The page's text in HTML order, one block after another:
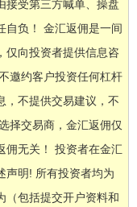
接受第三方喊单、操盘
自负！ 金汇返佣是一间
仅向投资者提供信息咨
邀约客户投资任何杠杆
，不提供交易建议，不
择交易商，金汇返佣仅
佣无关！ 投资者在金汇
声明! 所有投资者均为
（包括提交开户资料和